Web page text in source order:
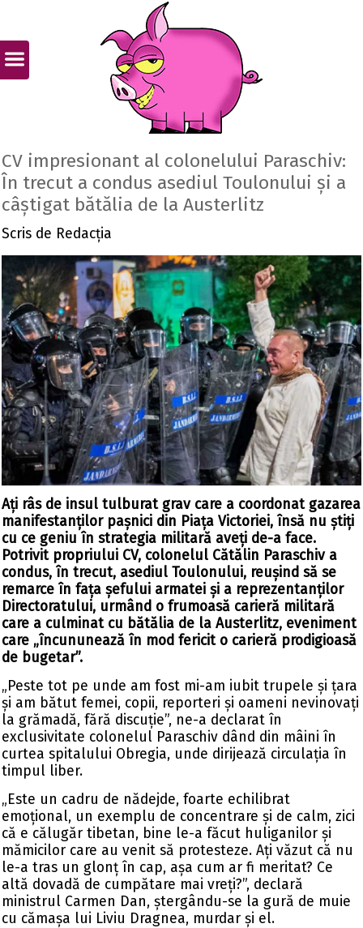
CV impresionant al colonelului Paraschiv:
În trecut a condus asediul Toulonului și a
câștigat bătălia de la Austerlitz
Scris de Redacția
Ați râs de insul tulburat grav care a coordonat gazarea
manifestanților pașnici din Piața Victoriei, însă nu știți
cu ce geniu în strategia militară aveți de-a face.
Potrivit propriului CV, colonelul Cătălin Paraschiv a
condus, în trecut, asediul Toulonului, reușind să se
remarce în fața șefului armatei și a reprezentanților
Directoratului, urmând o frumoasă carieră militară
care a culminat cu bătălia de la Austerlitz, eveniment
care „încununează în mod fericit o carieră prodigioasă
de bugetar”.
„Peste tot pe unde am fost mi-am iubit trupele și țara
și am bătut femei, copii, reporteri și oameni nevinovați
la grămadă, fără discuție”, ne-a declarat în
exclusivitate colonelul Paraschiv dând din mâini în
curtea spitalului Obregia, unde dirijează circulația în
timpul liber.
„Este un cadru de nădejde, foarte echilibrat
emoțional, un exemplu de concentrare și de calm, zici
că e călugăr tibetan, bine le-a făcut huliganilor și
mămicilor care au venit să protesteze. Ați văzut că nu
le-a tras un glonț în cap, așa cum ar fi meritat? Ce
altă dovadă de cumpătare mai vreți?”, declară
ministrul Carmen Dan, ștergându-se la gură de muie
cu cămașa lui Liviu Dragnea, murdar și el.